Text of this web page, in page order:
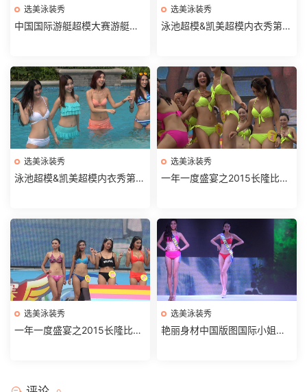
选美泳装秀
中国国际游艇超模大赛游艇水
选美泳装秀
泳池超模&凯美超模内衣秀第3
选美泳装秀
泳池超模&凯美超模内衣秀第2
选美泳装秀
一年一度盛宴之2015长隆比基
选美泳装秀
一年一度盛宴之2015长隆比基
选美泳装秀
艳丽身材中国版图国际小姐中